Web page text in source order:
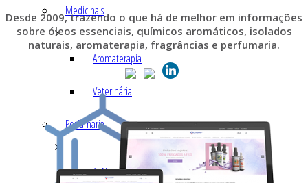
Medicinais
Aromaterapia
Veterinária
Perfumaria
As Notas e Famílias Olfativas
Desde 2009, trazendo o que há de melhor em informações
sobre óleos essenciais, químicos aromáticos, isolados
naturais, aromaterapia, fragrâncias e perfumaria.